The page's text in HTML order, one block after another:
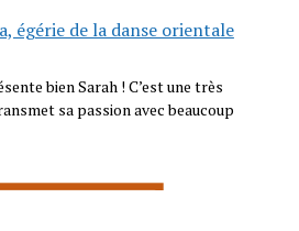
égérie de la danse orientale
bien Sarah ! C’est une très
sa passion avec beaucoup